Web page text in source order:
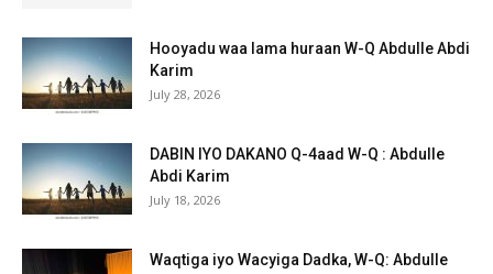
Hooyadu waa lama huraan W-Q Abdulle Abdi
Karim
July 28, 2026
DABIN IYO DAKANO Q-4aad W-Q : Abdulle
Abdi Karim
July 18, 2026
Waqtiga iyo Wacyiga Dadka, W-Q: Abdulle